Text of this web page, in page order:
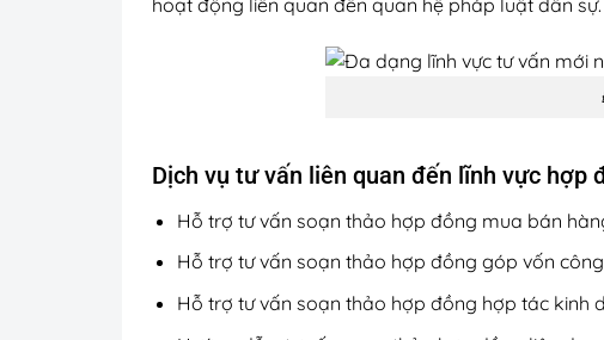
hoạt động liên quan đến quan hệ pháp luật dân
Dịch vụ tư vấn liên quan đến lĩnh vực hợp
Hỗ trợ tư vấn soạn thảo hợp đồng mua bán
Hỗ trợ tư vấn soạn thảo hợp đồng góp vốn
Hỗ trợ tư vấn soạn thảo hợp đồng hợp tác kinh